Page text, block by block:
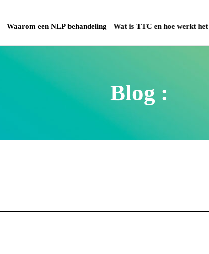
Waarom een NLP behandeling Wat is TTC en hoe werkt het
Blog :